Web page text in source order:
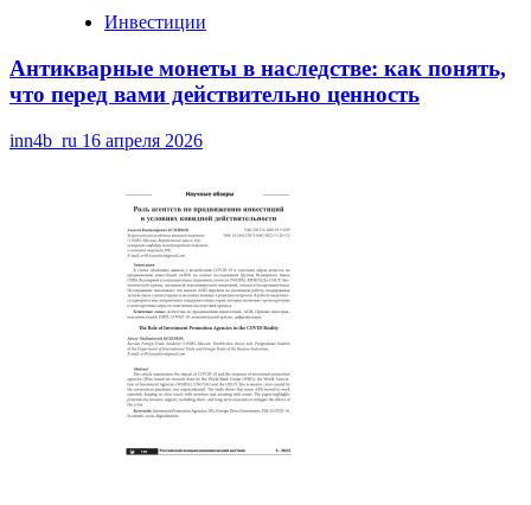
Инвестиции
Антикварные монеты в наследстве: как понять,
что перед вами действительно ценность
inn4b_ru 16 апреля 2026